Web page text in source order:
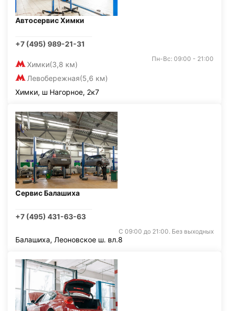
Автосервис Химки
+7 (495) 989-21-31
Химки(3,8 км)
Левобережная(5,6 км)
Пн-Вс: 09:00 - 21:00
Химки, ш Нагорное, 2к7
Сервис Балашиха
+7 (495) 431-63-63
С 09:00 до 21:00. Без выходных
Балашиха, Леоновское ш. вл.8